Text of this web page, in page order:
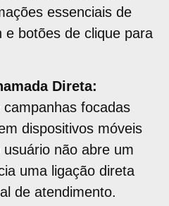
essenciais de
e botões de clique para
Direta:
focadas
dispositivos móveis
não abre um
uma ligação direta
de atendimento.